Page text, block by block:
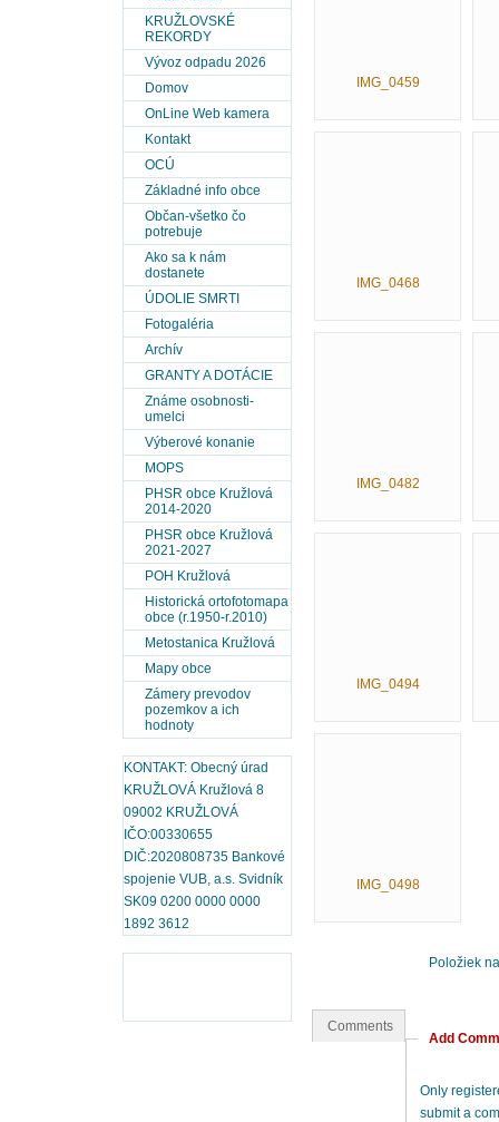
KRUŽLOVSKÉ
REKORDY
Vývoz odpadu 2026
Domov
OnLine Web kamera
Kontakt
OCÚ
Základné info obce
Občan-všetko čo
potrebuje
Ako sa k nám
dostanete
ÚDOLIE SMRTI
Fotogaléria
Archív
GRANTY A DOTÁCIE
Známe osobnosti-
umelci
Výberové konanie
MOPS
PHSR obce Kružlová
2014-2020
PHSR obce Kružlová
2021-2027
POH Kružlová
Historická ortofotomapa
obce (r.1950-r.2010)
Metostanica Kružlová
Mapy obce
Zámery prevodov
pozemkov a ich
hodnoty
KONTAKT: Obecný úrad
KRUŽLOVÁ Kružlová 8
09002 KRUŽLOVÁ
IČO:00330655
DIČ:2020808735 Bankové
spojenie VUB, a.s. Svidník
SK09 0200 0000 0000
1892 3612
IMG_0459
IMG_0468
IMG_0482
IMG_0494
IMG_0498
Položiek
Comments
Add
Only
submit a